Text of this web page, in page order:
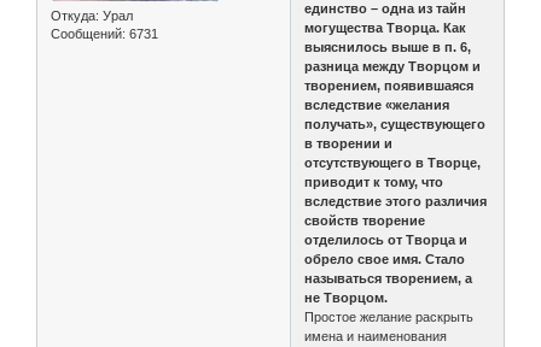
Откуда: Урал
Сообщений: 6731
единство – одна из тайн
могущества Творца. Как
выяснилось выше в п. 6,
разница между Творцом и
творением, появившаяся
вследствие «желания
получать», существующего
в творении и
отсутствующего в Творце,
приводит к тому, что
вследствие этого различия
свойств творение
отделилось от Творца и
обрело свое имя. Стало
называться творением, а
не Творцом.
Простое желание раскрыть
имена и наименования